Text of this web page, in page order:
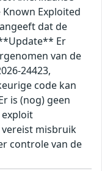
Exploited
dat de
Er
van de
24423,
code kan
is (nog) geen
vereist misbruik
controle van de